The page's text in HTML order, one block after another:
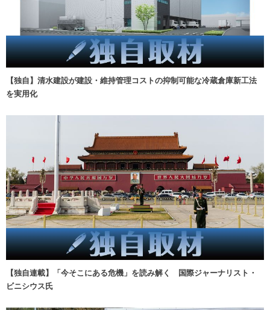
【独自】清水建設が建設・維持管理コストの抑制可能な冷蔵倉庫新工法
を実用化
【独自連載】「今そこにある危機」を読み解く 国際ジャーナリスト・
ビニシウス氏